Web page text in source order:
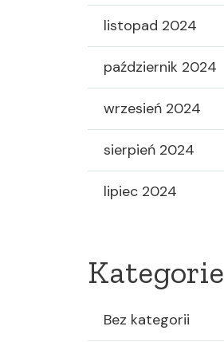
listopad 2024
październik 2024
wrzesień 2024
sierpień 2024
lipiec 2024
Kategorie
Bez kategorii